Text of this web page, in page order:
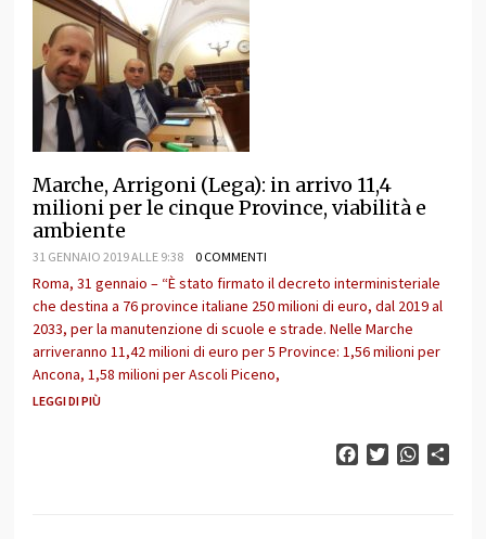
Marche, Arrigoni (Lega): in arrivo 11,4
milioni per le cinque Province, viabilità e
ambiente
31 GENNAIO 2019 ALLE 9:38 0 COMMENTI
Roma, 31 gennaio – “È stato firmato il decreto interministeriale
che destina a 76 province italiane 250 milioni di euro, dal 2019 al
2033, per la manutenzione di scuole e strade. Nelle Marche
arriveranno 11,42 milioni di euro per 5 Province: 1,56 milioni per
Ancona, 1,58 milioni per Ascoli Piceno,
LEGGI DI PIÙ
FacebookTwitter